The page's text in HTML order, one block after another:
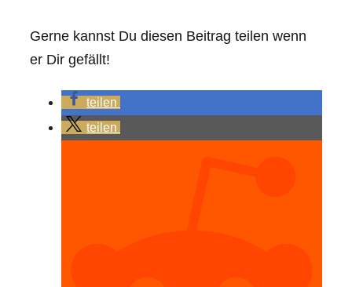
Gerne kannst Du diesen Beitrag teilen wenn
er Dir gefällt!
teilen
teilen